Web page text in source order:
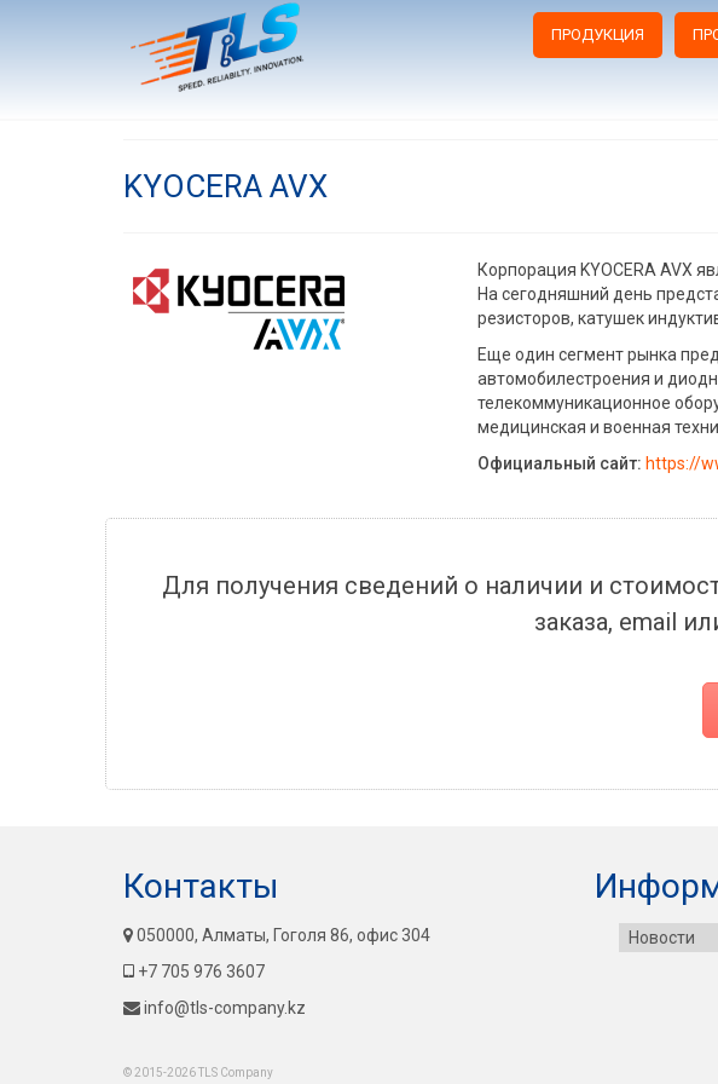
ПРОДУКЦИЯ
KYOCERA AVX
Корпорация KYOCERA AVX
На сегодняшний день
резисторов, катушек
Еще один сегмент рынка
автомобилестроения и
телекоммуникационное
медицинская и военная
Официальный сайт: https://
Для получения сведений о наличии и
заказа, email
Контакты
050000, Алматы, Гоголя 86, офис 304
+7 705 976 3607
info@tls-company.kz
Новости
© 2015-2026 TLS Company